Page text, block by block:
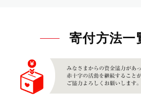
寄付方法一